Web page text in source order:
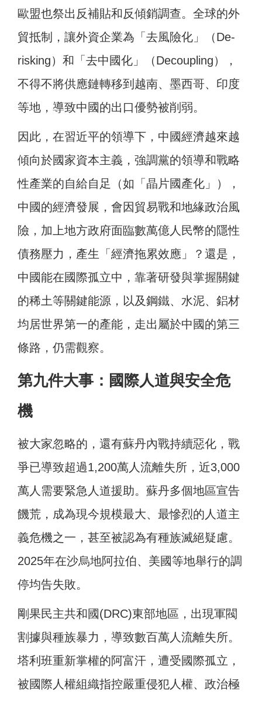
歐盟也祭出反補貼和反傾銷調查。全球的外
貿抵制，讓外資企業為「去風險化」（De-
risking）和「去中國化」（Decoupling），
不得不將供應鏈轉移到越南、墨西哥、印度
等地，導致中國的出口優勢被削弱。
因此，在習近平的領導下，中國經濟越來越
傾向於國家資本主義，強調黨的領導和戰略
性產業的自給自足（如「晶片國產化」），
中國的經濟發展，會因貿易戰和地緣政治風
險，加上地方政府面臨數萬億人民幣的隱性
債務壓力，產生「經濟拖累效應」？還是，
中國能在國際孤立中，靠著研發與掌握關鍵
的稀土等關鍵能源，以及鋼鐵、水泥、鋁材
均居世界第一的產能，走出屬於中國的第三
條路，仍需觀察。
第九件大事：國際人道與安全危
機
被大家忽略的，還有蘇丹內戰持續惡化，戰
爭已導致超過1,200萬人流離失所，近3,000
萬人需要緊急人道援助。蘇丹多個地區宣告
饑荒，成為現今規模最大、最慘烈的人道主
義危機之一，甚至被認為有種族滅絕疑慮。
2025年在沙烏地阿拉伯、美國等地舉行的調
停均告失敗。
剛果民主共和國(DRC)東部地區，出現軍閥
割據與種族暴力，導致數百萬人流離失所。
塔利班重新掌權的阿富汗，遭受國際孤立，
被國際人權組織指控嚴重侵犯人權、政治極